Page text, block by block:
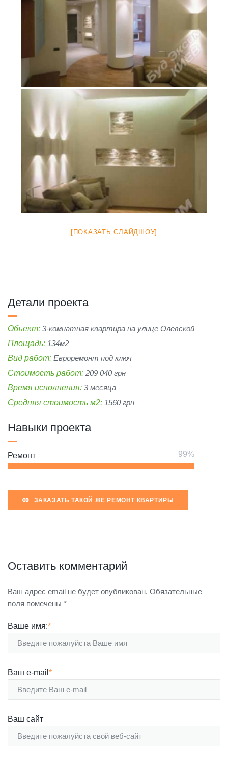
[ПОКАЗАТЬ СЛАЙДШОУ]
Детали проекта
Объект: 3-комнатная квартира на улице Олевской
Площадь: 134м2
Вид работ: Евроремонт под ключ
Стоимость работ: 209 040 грн
Время исполнения: 3 месяца
Средняя стоимость м2: 1560 грн
Навыки проекта
Ремонт
ЗАКАЗАТЬ ТАКОЙ ЖЕ РЕМОНТ КВАРТИРЫ
Оставить комментарий
Ваш адрес email не будет опубликован. Обязательные
поля помечены *
Ваше имя:*
Ваш e-mail *
Ваш сайт